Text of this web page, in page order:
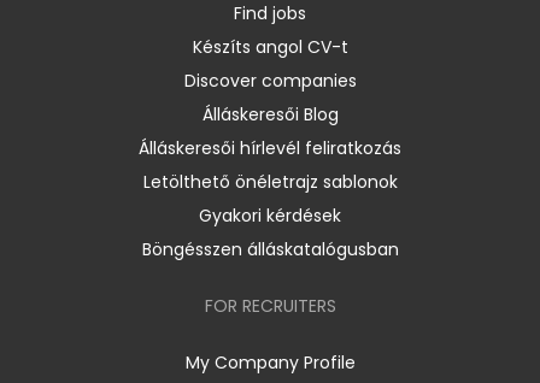
Find jobs
Készíts angol CV-t
Discover companies
Álláskeresői Blog
Álláskeresői hírlevél feliratkozás
Letölthető önéletrajz sablonok
Gyakori kérdések
Böngésszen álláskatalógusban
FOR RECRUITERS
My Company Profile